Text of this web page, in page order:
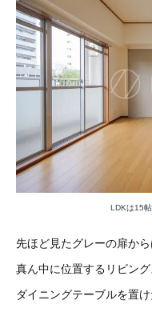
LDKは15
先ほど見たグレーの扉か
真ん中に位置するリビン
ダイニングテーブルを置